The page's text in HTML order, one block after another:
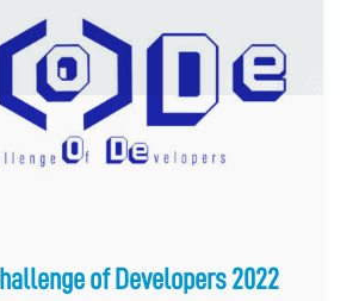
of Developers 2022